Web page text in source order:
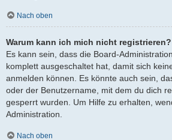
Nach oben
Warum kann ich mich nicht registrieren?
Es kann sein, dass die Board-
komplett ausgeschaltet hat, damit sich
anmelden können. Es könnte auch sein,
oder der Benutzername, mit dem du dich
gesperrt wurden. Um Hilfe zu erhalten,
Administration.
Nach oben